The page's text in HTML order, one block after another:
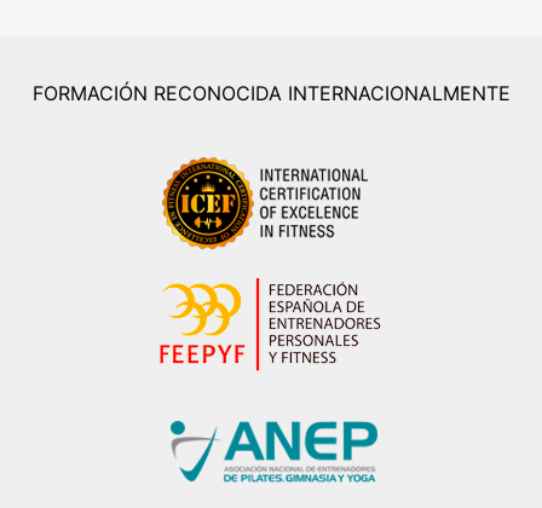
FORMACIÓN RECONOCIDA INTERNACIONALMENTE